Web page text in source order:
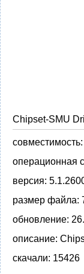
Chipset-SMU
совместимость:
операционная
версия:
размер файла:
обновление:
описание:
скачали: 15426